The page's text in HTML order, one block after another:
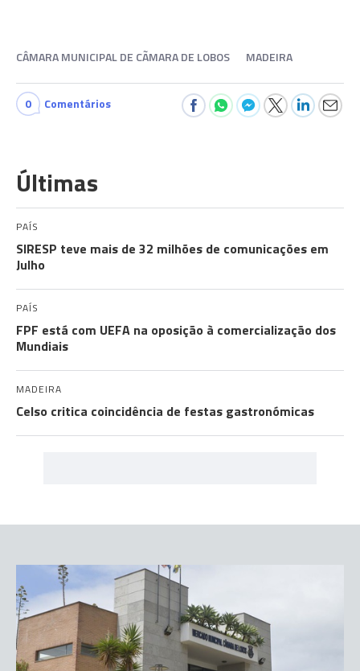
CÂMARA MUNICIPAL DE CÃMARA DE LOBOS MADEIRA
0 Comentários
Últimas
PAÍS
SIRESP teve mais de 32 milhões de comunicações em
Julho
PAÍS
FPF está com UEFA na oposição à comercialização dos
Mundiais
MADEIRA
Celso critica coincidência de festas gastronómicas